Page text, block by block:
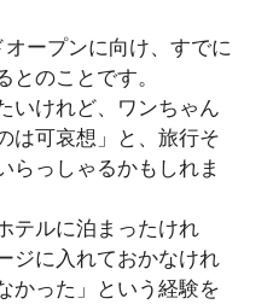
ープンに向け、すでに
のことです。
いけれど、ワンちゃん
は可哀想」と、旅行そ
らっしゃるかもしれま
テルに泊まったけれ
ジに入れておかなけれ
かった」という経験を